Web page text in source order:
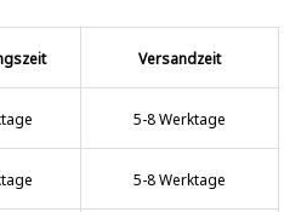
Versandzeit
5-8 Werktage
5-8 Werktage